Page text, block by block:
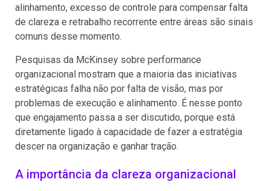
alinhamento, excesso de controle para compensar falta
de clareza e retrabalho recorrente entre áreas são sinais
comuns desse momento.
Pesquisas da McKinsey sobre performance
organizacional mostram que a maioria das iniciativas
estratégicas falha não por falta de visão, mas por
problemas de execução e alinhamento. É nesse ponto
que engajamento passa a ser discutido, porque está
diretamente ligado à capacidade de fazer a estratégia
descer na organização e ganhar tração.
A importância da clareza organizacional